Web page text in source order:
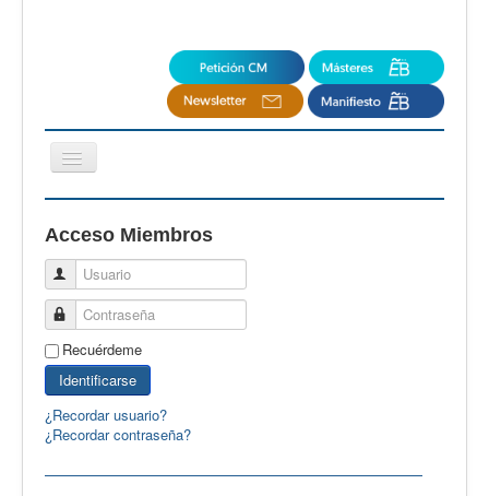
Cambiar
navegación
CertAcleB
Profesores Visitantes
Calidad
Artículos
Recursos
Observatorio EB
CIEB
Acceso Miembros
Usuario
Contraseña
Recuérdeme
Identificarse
¿Recordar usuario?
¿Recordar contraseña?